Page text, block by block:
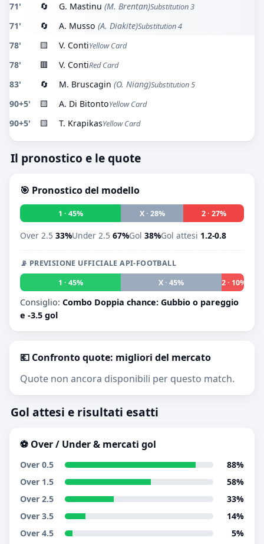
71' 🔄 G. Mastinu (M. Brentan)Substitution 3
71' 🔄 A. Musso (A. Diakite)Substitution 4
78' 🟨 V. ContiYellow Card
78' 🟥 V. ContiRed Card
83' 🔄 M. Bruscagin (O. Niang)Substitution 5
90+5' 🟨 A. Di BitontoYellow Card
90+5' 🟨 T. KrapikasYellow Card
Il pronostico e le quote
🎯 Pronostico del modello
1 · 45% X · 28% 2 · 27%
Over 2.5 33%Under 2.5 67%Gol 38%Gol attesi 1.2-0.8
📡 PREVISIONE UFFICIALE API-FOOTBALL
1 · 45%
X · 45% 2 · 10%
Consiglio: Combo Doppia chance: Gubbio o pareggio
e -3.5 gol
💶 Confronto quote: migliori del mercato
Quote non ancora disponibili per questo match.
Gol attesi e risultati esatti
⚽ Over / Under & mercati gol
Over 0.5
88%
Over 1.5
58%
Over 2.5
33%
Over 3.5
14%
Over 4.5
5%